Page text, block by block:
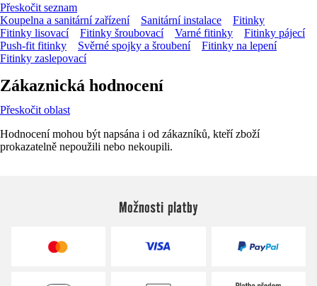
Přeskočit seznam
Koupelna a sanitární zařízení
Sanitární instalace
Fitinky
Fitinky lisovací
Fitinky šroubovací Varné fitinky
Fitinky pájecí
Push-fit fitinky
Svěrné spojky a šroubení
Fitinky na lepení
Fitinky zaslepovací
Zákaznická hodnocení
Přeskočit oblast
Hodnocení mohou být napsána i od zákazníků, kteří zboží
prokazatelně nepoužili nebo nekoupili.
Možnosti platby